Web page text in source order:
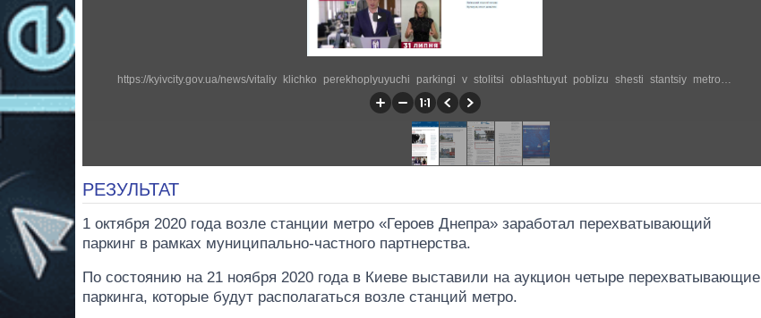
РЕЗУЛЬТАТ
1 октября 2020 года возле станции метро «Героев Днепра» заработал перехватывающий
паркинг в рамках муниципально-частного партнерства.
По состоянию на 21 ноября 2020 года в Киеве выставили на аукцион четыре перехватывающие
паркинга, которые будут располагаться возле станций метро.